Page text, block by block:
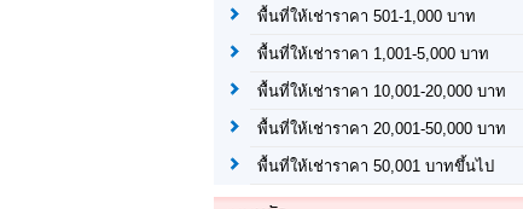
พื้นที่ให้เช่าราคา 501-1,000 บาท
พื้นที่ให้เช่าราคา 1,001-5,000 บาท
พื้นที่ให้เช่าราคา 10,001-20,000 บาท
พื้นที่ให้เช่าราคา 20,001-50,000 บาท
พื้นที่ให้เช่าราคา 50,001 บาทขึ้นไป